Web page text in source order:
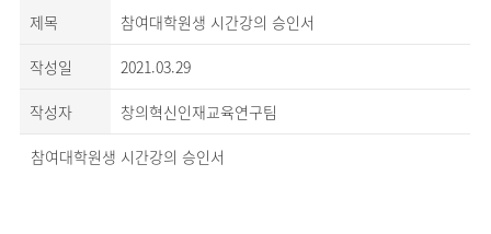
제목 참여대학원생 시간강의 승인서
작성일 2021.03.29
작성자 창의혁신인재교육연구팀
참여대학원생 시간강의 승인서